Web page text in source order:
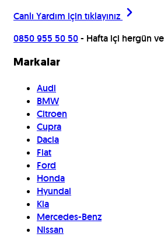
Canlı Yardım için tıklayınız
0850 955 50 50- Hafta içi hergün
Markalar
Audi
BMW
Citroen
Cupra
Dacia
Fiat
Ford
Honda
Hyundai
Kia
Mercedes-Benz
Nissan